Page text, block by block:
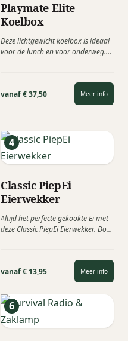
Playmate Elite
Koelbox
Deze lichtgewicht koelbox is ideaal
voor de lunch en voor onderweg.
vanaf € 37,50 Meer info
Classic PiepEi
Eierwekker
Altijd het perfecte gekookte Ei met
deze Classic PiepEi Eierwekker. Door
vanaf € 13,95 Meer info